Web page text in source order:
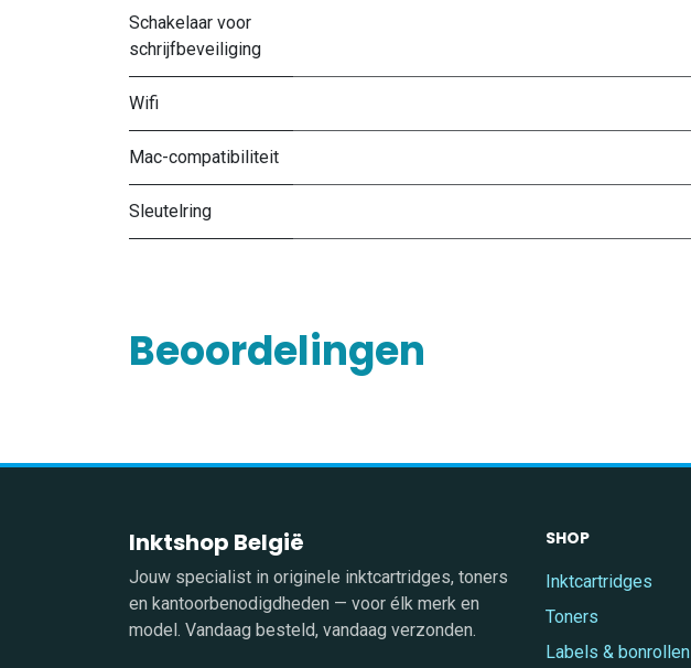
Schakelaar voor
schrijfbeveiliging
Wifi
Mac-compatibiliteit
Sleutelring
Beoordelingen
Inktshop België
Jouw specialist in originele inktcartridges, toners
en kantoorbenodigdheden — voor élk merk en
model. Vandaag besteld, vandaag verzonden.
SHOP
Inktcartridges
Toners
Labels & bonrollen